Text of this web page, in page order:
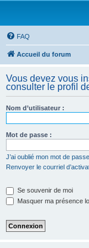
FAQ
Accueil du forum
Vous devez vous
consulter le profil
Nom d’utilisateur :
Mot de passe :
J’ai oublié mon mot de passe
Renvoyer le courriel
Se souvenir de moi
Masquer ma présence